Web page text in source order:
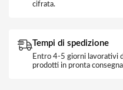
cifrata.
Tempi di spedizione
Entro 4-5 giorni lavorativi
prodotti in pronta